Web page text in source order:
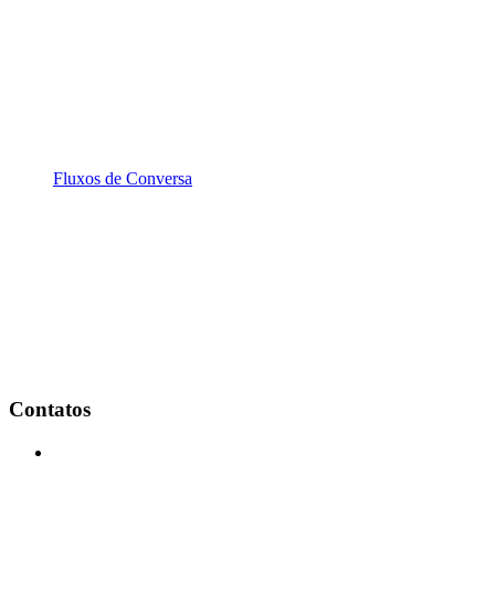
Fluxos de Conversa
Contatos